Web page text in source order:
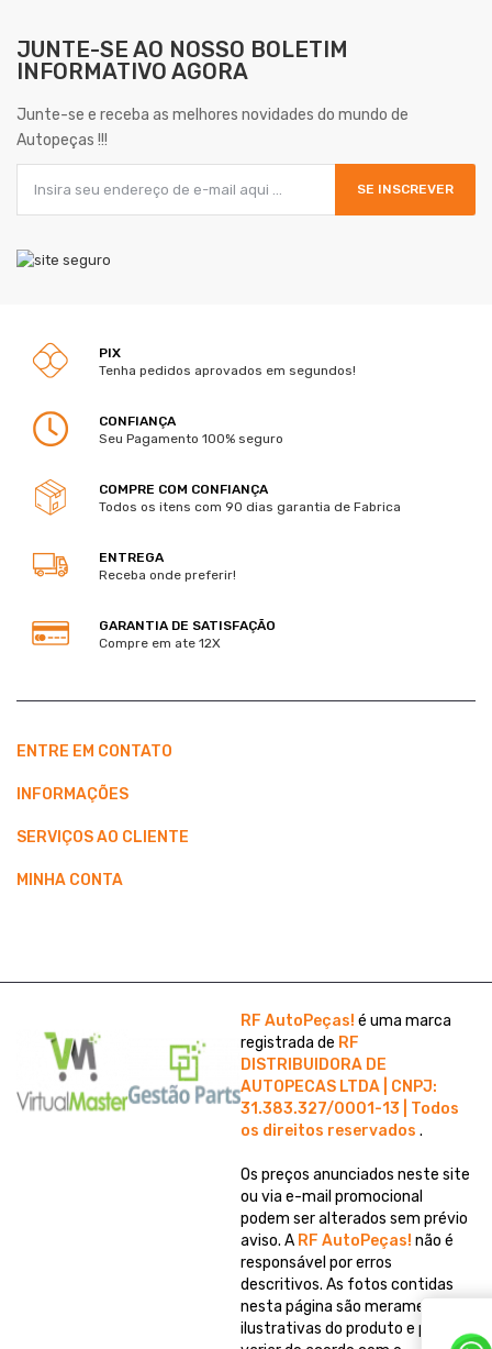
JUNTE-SE AO NOSSO BOLETIM
INFORMATIVO AGORA
Junte-se e receba as melhores novidades do mundo de
Autopeças !!!
SE INSCREVER
PIX
Tenha pedidos aprovados em segundos!
CONFIANÇA
Seu Pagamento 100% seguro
COMPRE COM CONFIANÇA
Todos os itens com 90 dias garantia de Fabrica
ENTREGA
Receba onde preferir!
GARANTIA DE SATISFAÇÃO
Compre em ate 12X
ENTRE EM CONTATO
INFORMAÇÕES
SERVIÇOS AO CLIENTE
MINHA CONTA
RF AutoPeças! é uma marca
registrada de RF
DISTRIBUIDORA DE
AUTOPECAS LTDA | CNPJ:
31.383.327/0001-13 | Todos
os direitos reservados.
Os preços anunciados neste site
ou via e-mail promocional
podem ser alterados sem prévio
aviso. A RF AutoPeças! não é
responsável por erros
descritivos. As fotos contidas
nesta página são meramente
ilustrativas do produto e podem